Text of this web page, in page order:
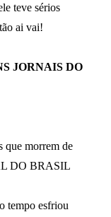
teve sérios
ai vai!
JORNAIS DO
que morrem de
DO BRASIL
tempo esfriou